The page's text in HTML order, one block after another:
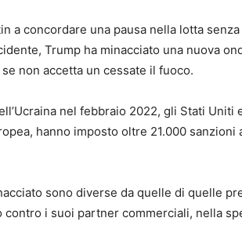
a concordare una pausa nella lotta
Trump ha minacciato una nuova
non accetta un cessate il fuoco.
nel febbraio 2022, gli Stati Uniti
hanno imposto oltre 21.000 sanzioni
sono diverse da quelle di quelle
i suoi partner commerciali, nella